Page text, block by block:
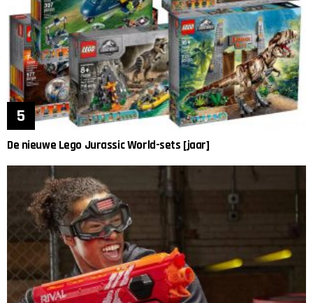
De nieuwe Lego Jurassic World-sets [jaar]